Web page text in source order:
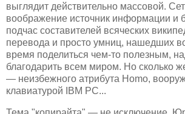
выглядит действительно массовой.
воображение источник информации и
подчас составителей всяческих
перевода и просто умниц, нашедших
время поделиться чем-то полезным,
благодарить всем миром. Но сколько
— неизбежного атрибута Homo,
клавиатурой IBM PC...